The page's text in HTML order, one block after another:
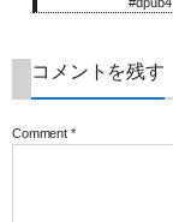
コメントを残す
Comment *